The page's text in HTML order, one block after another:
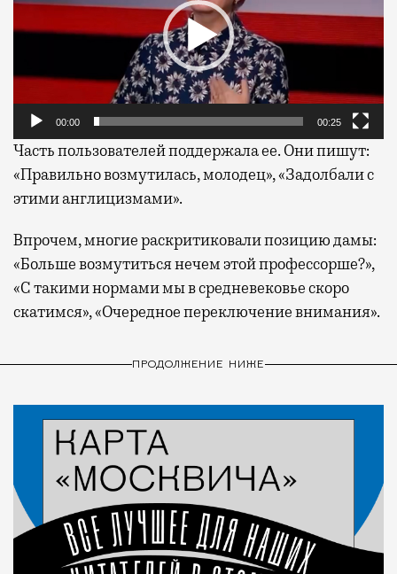
00:00 00:25
Часть пользователей поддержала ее. Они пишут:
«Правильно возмутилась, молодец», «Задолбали с
этими англицизмами».
Впрочем, многие раскритиковали позицию дамы:
«Больше возмутиться нечем этой профессорше?»,
«С такими нормами мы в средневековье скоро
скатимся», «Очередное переключение внимания».
ПРОДОЛЖЕНИЕ НИЖЕ